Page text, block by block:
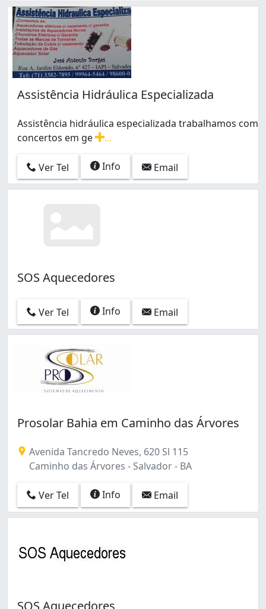
Assistência Hidráulica Especializada
Assistência hidráulica especializada trabalhamos com
concertos em ge
Ver Tel
Info Email
SOS Aquecedores
Ver Tel Info Email
Prosolar Bahia em Caminho das Árvores
Avenida Tancredo Neves, 620 Sl 115
Caminho das Árvores - Salvador - BA
Ver Tel Info Email
SOS Aquecedores